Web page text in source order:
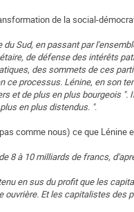
de la social-
Sud, en passant par
de défense des intérêts
des sommets de ces
ce processus. Lénine, en son
et de plus en plus bourgeois
en plus distendus. ".
comme nous) ce que
8 à 10 milliards de francs,
en sus du profit que les
Et les capitalistes